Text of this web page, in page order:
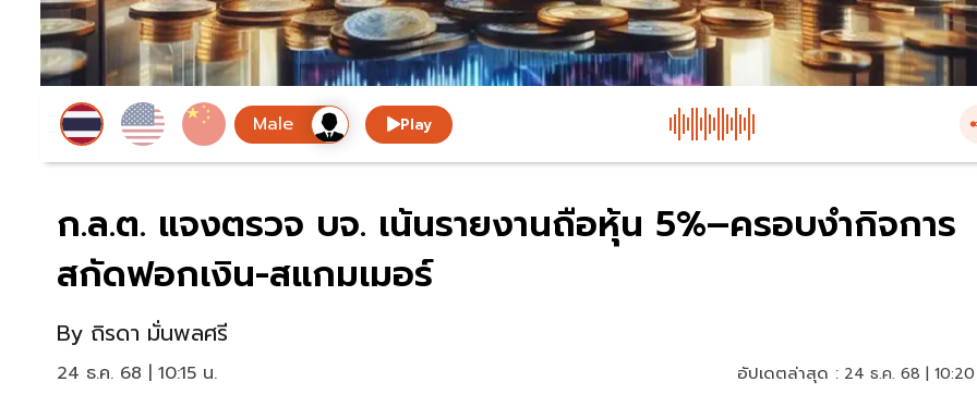
Play
ก.ล.ต. แจงตรวจ บจ. เน้นรายงานถือหุ้น 5%–ครอบงำกิจการ
สกัดฟอกเงิน-สแกมเมอร์
By ถิรดา มั่นพลศรี
24 ธ.ค. 68 | 10:15 น. อัปเดตล่าสุด : 24 ธ.ค. 68 |